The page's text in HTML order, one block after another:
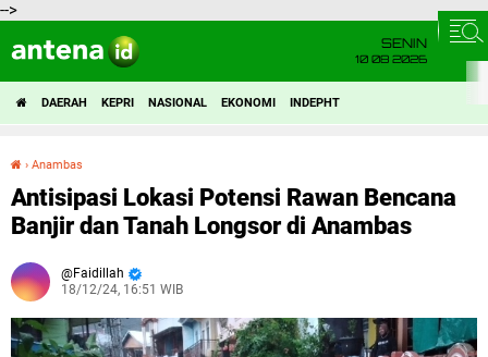
-->
SENIN
10 08 2026
DAERAH KEPRI NASIONAL EKONOMI INDEPHT
› Anambas
Antisipasi Lokasi Potensi Rawan Bencana
Banjir dan Tanah Longsor di Anambas
Faidillah
18/12/24, 16:51 WIB